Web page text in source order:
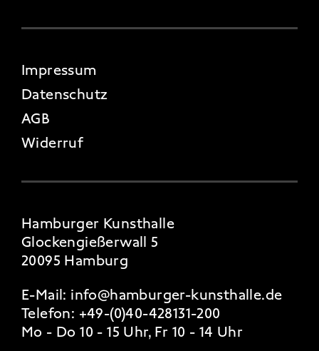
FOOTER 4
Impressum
Datenschutz
AGB
Widerruf
Hamburger Kunsthalle
Glockengießerwall 5
20095 Hamburg
E-Mail: info@hamburger-kunsthalle.de
Telefon: +49-(0)40-428131-200
Mo - Do 10 - 15 Uhr, Fr 10 - 14 Uhr